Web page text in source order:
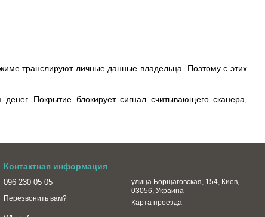
транслируют личные данные владельца. Поэтому с этих
Покрытие блокирует сигнал считывающего сканера,
Контактная информация
096 230 05 05
Перезвонить вам?
улица Борщаговская, 154, Киев,
03056, Украина
Карта проезда